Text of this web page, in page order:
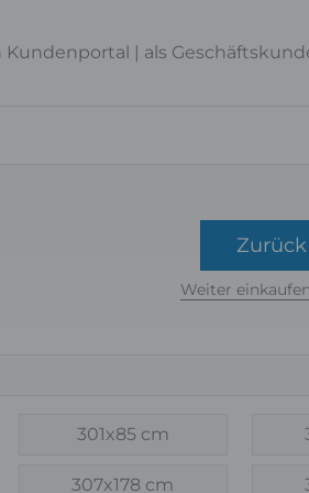
Kundenportal | als
Weiter einkaufen
301x85 cm
307x178 cm